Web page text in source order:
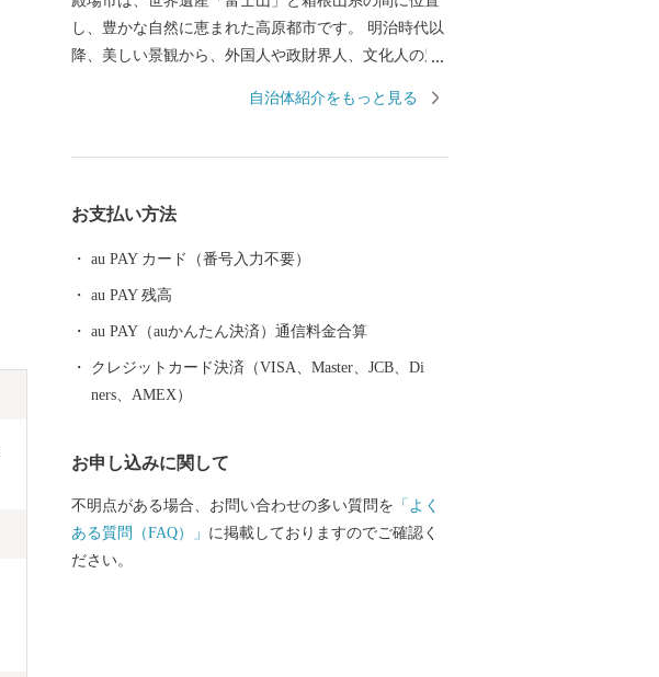
し、豊かな自然に恵まれた高原都市です。 明治時代以
降、美しい景観から、外国人や政財界人、文化人の別
た、富士山の雨や雪どけ水が長い年月をかけ自然に濾
訪者が豊かな時間を実感することができるまちの実現
を進めています。 地域資源や新エネルギーの活用など
けた取り組みや地域全体で子どもたちを守り育てる子
育て支援、交通の利便性を生かした観光振興にも力を
自治体紹介をもっと見る
お支払い方法
au PAY カード（番号入力不要）
au PAY 残高
au PAY（auかんたん決済）通信料金合算
クレジットカード決済（VISA、Master、JCB、Di
ners、AMEX）
お申し込みに関して
不明点がある場合、お問い合わせの多い質問を 「よく
ある質問（FAQ）」 に掲載しておりますのでご確認く
ださい。